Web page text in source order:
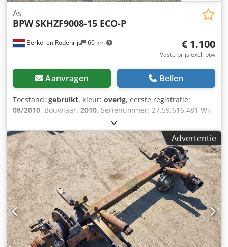
Berkel en Rodenrijs 60 km
As
BPWSKHZF9008-15 ECO-P
€ 1.100
Vaste prijs excl. btw
Aanvragen Bellen
Toestand: gebruikt, kleur: overig, eerste registratie:
08/2010, Bouwjaar: 2010, Serienummer: 27.59.616.481 Wij
hebben meer dan 100 assen op voorraad. Csdpozr Abxefx
Abfsha Neem contact met ons op als u niet kunt vinden
wat u zoekt.
Advertentie